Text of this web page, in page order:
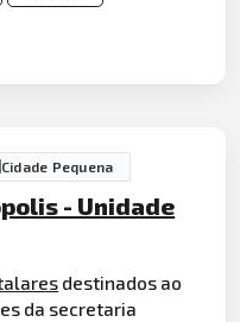
Cidade Pequena
- Unidade
destinados ao
da secretaria